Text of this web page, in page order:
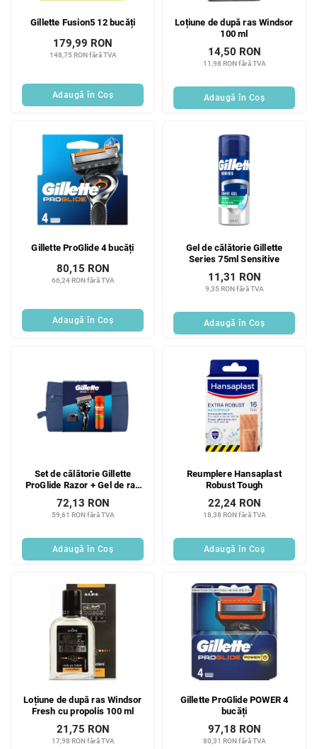
Gillette Fusion5 12 bucăți
148,75 RON fără TVA
179,99 RON
Adaugă în Coş
Loțiune de după ras Windsor
100 ml
11,98 RON fără TVA
14,50 RON
Adaugă în Coş
Gillette ProGlide 4 bucăți
66,24 RON fără TVA
80,15 RON
Adaugă în Coş
Gel de călătorie Gillette
Series 75ml Sensitive
9,35 RON fără TVA
11,31 RON
Adaugă în Coş
Set de călătorie Gillette
ProGlide Razor + Gel de ras
Fusion 200 ml + Suport
59,61 RON fără TVA
72,13 RON
Adaugă în Coş
Reumplere Hansaplast
Robust Tough
18,38 RON fără TVA
22,24 RON
Adaugă în Coş
Loțiune de după ras Windsor
Fresh cu propolis 100 ml
17,98 RON fără TVA
21,75 RON
Gillette ProGlide POWER 4
bucăți
80,31 RON fără TVA
97,18 RON